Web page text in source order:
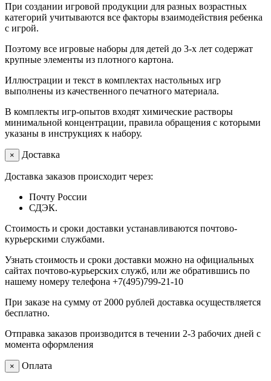
При создании игровой продукции для разных возрастных
категорий учитываются все факторы взаимодействия ребенка
с игрой.
Поэтому все игровые наборы для детей до 3-х лет содержат
крупные элементы из плотного картона.
Иллюстрации и текст в комплектах настольных игр
выполнены из качественного печатного материала.
В комплекты игр-опытов входят химические растворы
минимальной концентрации, правила обращения с которыми
указаны в инструкциях к набору.
× Доставка
Доставка заказов происходит через:
Почту России
СДЭК.
Стоимость и сроки доставки устанавливаются почтово-
курьерскими службами.
Узнать стоимость и сроки доставки можно на официальных
сайтах почтово-курьерских служб, или же обратившись по
нашему номеру телефона +7(495)799-21-10
При заказе на сумму от 2000 рублей доставка осуществляется
бесплатно.
Отправка заказов производится в течении 2-3 рабочих дней с
момента оформления
× Оплата